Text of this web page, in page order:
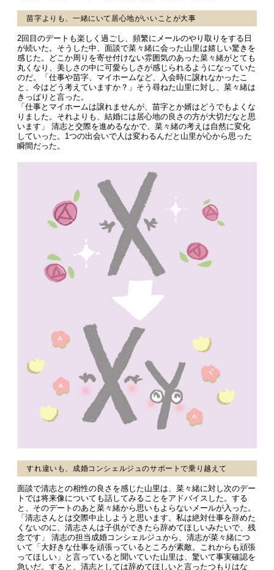
苗字よりも、一緒にいて居心地がいいことが大事
2回目のデートも楽しく過ごし、頻繁にメールのやり取りをする日
が続いた。そうした中、面談で菜々緒に会った山里は嬉しい驚きを
感じた。どこか周りを寄せ付けない雰囲気のあった菜々緒がとても
丸くなり、美しさの中に可愛らしさが感じられるようになっていた
のだ。「仕事や苗字、マイホームなど、入会時に譲れなかったこ
と、今はどう考えていますか？」そう尋ねた山里に対し、菜々緒は
きっぱりと言った。
「仕事とマイホームは譲れませんが、苗字とか婿はどうでもよくな
りました。それよりも、結婚には居心地の良さの方が大切だなと思
います」 清志と交際を進めるなかで、菜々緒の考えは自然に変化
していった。1つの出会いで人は変わるんだと山里が心から思った
瞬間だった。
すれ違いも、成婚コンシェルジュのサポートで乗り越えて
面談で清志との相性の良さを感じた山里は、菜々緒に対し次のデー
トでは将来像についても話してみることをアドバイスした。する
と、そのデートのあと菜々緒から思いもよらないメールが入った。
「清志さんとは交際中止しようと思います。私は絶対仕事を辞めた
くないのに、清志さんは子供ができたら辞めてほしいみたいで、残
念です」 清志の担当成婚コンシェルジュから、清志が菜々緒につ
いて「大好きな仕事を頑張っているところが素敵。これからも頑張
ってほしい」と言っていると聞いていた山里は、驚いて事実確認を
急いだ。すると、清志としては辞めてほしいと言ったつもりはな